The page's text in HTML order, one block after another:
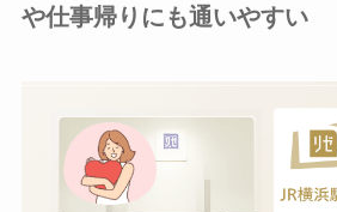
や仕事帰りにも通いやすい